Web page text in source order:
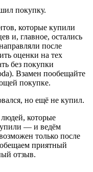
покупку.
которые купили
и, главное, остались
после
оценки на тех
без покупки
Взамен пообещайте
покупке.
но ещё не купил.
которые
— и ведём
только после
приятный
отзыв.